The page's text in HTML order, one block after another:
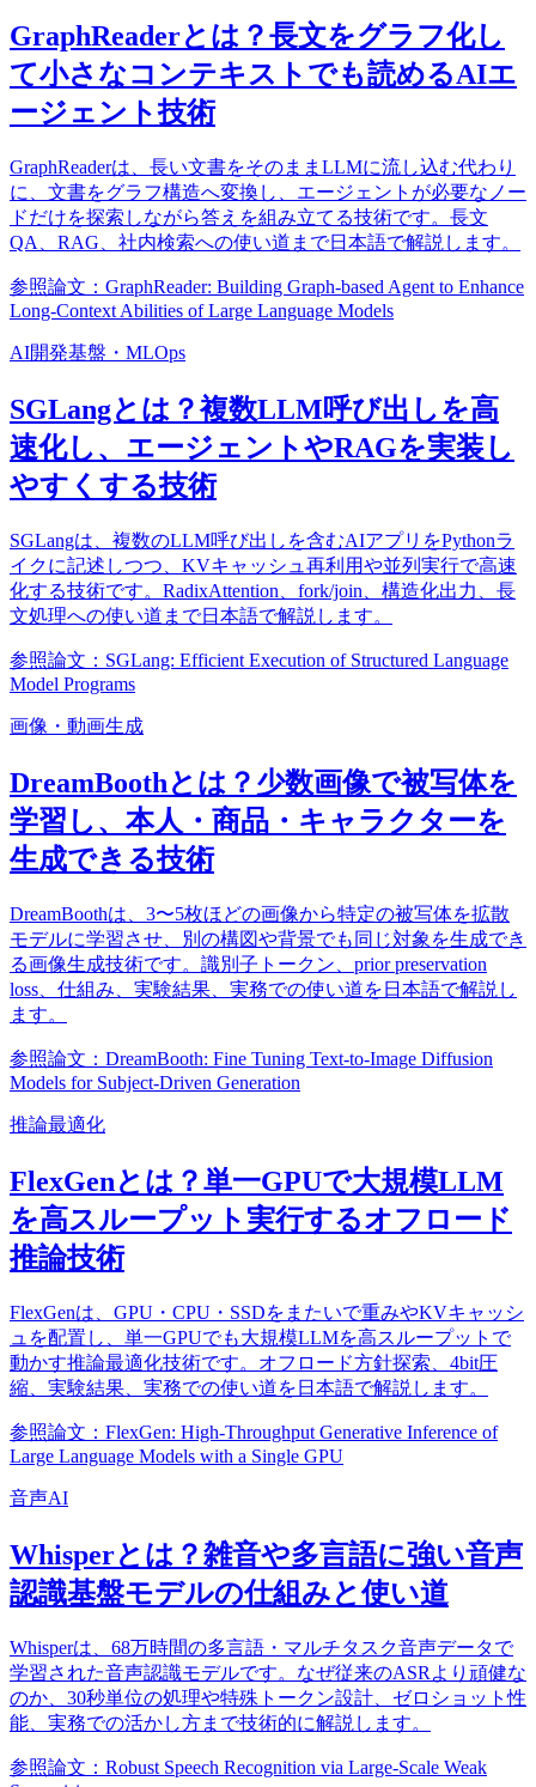
GraphReaderとは？長文をグラフ化し
て小さなコンテキストでも読めるAIエ
ージェント技術
GraphReaderは、長い文書をそのままLLMに流し込む代わり
に、文書をグラフ構造へ変換し、エージェントが必要なノー
ドだけを探索しながら答えを組み立てる技術です。長文
QA、RAG、社内検索への使い道まで日本語で解説します。
参照論文：GraphReader: Building Graph-based Agent to Enhance
Long-Context Abilities of Large Language Models
AI開発基盤・MLOps
SGLangとは？複数LLM呼び出しを高
速化し、エージェントやRAGを実装し
やすくする技術
SGLangは、複数のLLM呼び出しを含むAIアプリをPythonラ
イクに記述しつつ、KVキャッシュ再利用や並列実行で高速
化する技術です。RadixAttention、fork/join、構造化出力、長
文処理への使い道まで日本語で解説します。
参照論文：SGLang: Efficient Execution of Structured Language
Model Programs
画像・動画生成
DreamBoothとは？少数画像で被写体を
学習し、本人・商品・キャラクターを
生成できる技術
DreamBoothは、3〜5枚ほどの画像から特定の被写体を拡散
モデルに学習させ、別の構図や背景でも同じ対象を生成でき
る画像生成技術です。識別子トークン、prior preservation
loss、仕組み、実験結果、実務での使い道を日本語で解説し
ます。
参照論文：DreamBooth: Fine Tuning Text-to-Image Diffusion
Models for Subject-Driven Generation
推論最適化
FlexGenとは？単一GPUで大規模LLM
を高スループット実行するオフロード
推論技術
FlexGenは、GPU・CPU・SSDをまたいで重みやKVキャッシ
ュを配置し、単一GPUでも大規模LLMを高スループットで
動かす推論最適化技術です。オフロード方針探索、4bit圧
縮、実験結果、実務での使い道を日本語で解説します。
参照論文：FlexGen: High-Throughput Generative Inference of
Large Language Models with a Single GPU
音声AI
Whisperとは？雑音や多言語に強い音声
認識基盤モデルの仕組みと使い道
Whisperは、68万時間の多言語・マルチタスク音声データで
学習された音声認識モデルです。なぜ従来のASRより頑健な
のか、30秒単位の処理や特殊トークン設計、ゼロショット性
能、実務での活かし方まで技術的に解説します。
参照論文：Robust Speech Recognition via Large-Scale Weak